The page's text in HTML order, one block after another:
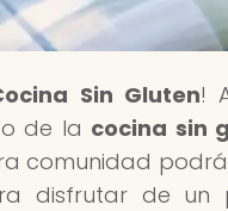
Sin Gluten!
de la cocina sin
comunidad
disfrutar de un